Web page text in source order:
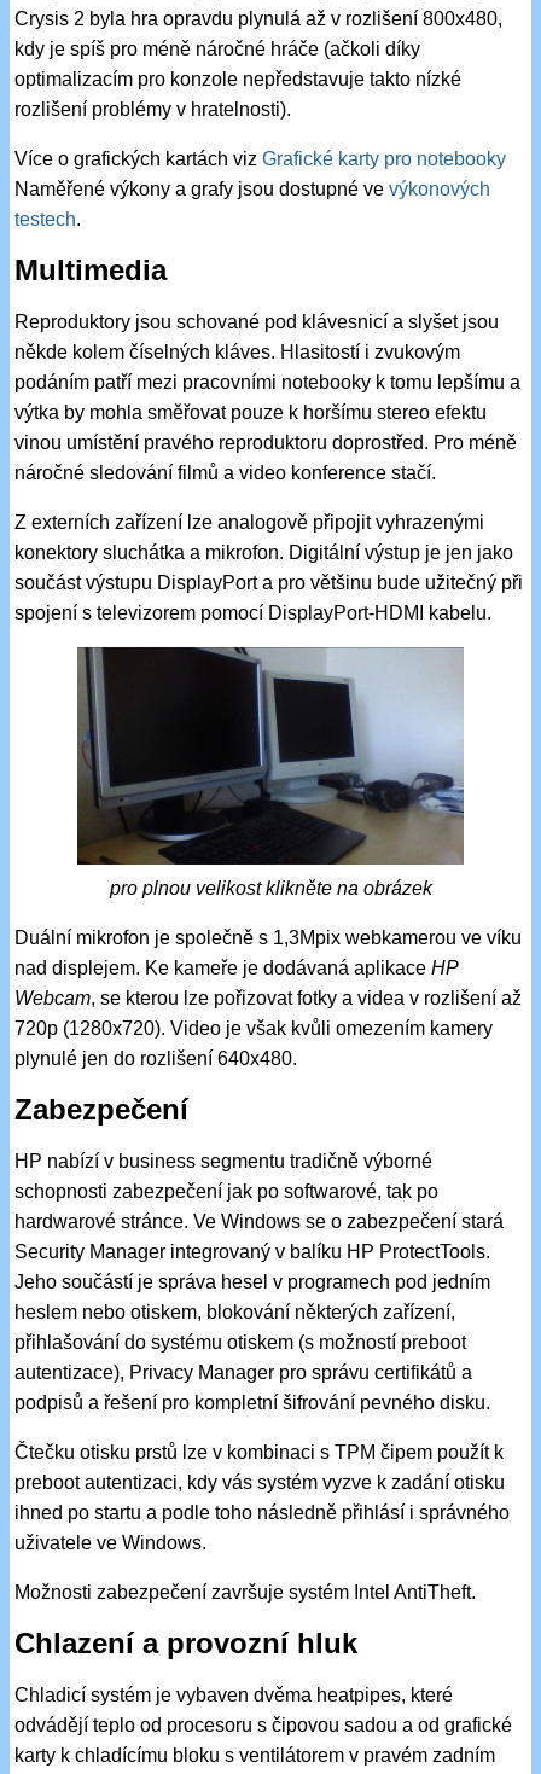
Crysis 2 byla hra opravdu plynulá až v rozlišení 800x480,
kdy je spíš pro méně náročné hráče (ačkoli díky
optimalizacím pro konzole nepředstavuje takto nízké
rozlišení problémy v hratelnosti).
Více o grafických kartách vizGrafické karty pro notebooky
Naměřené výkony a grafy jsou dostupné vevýkonových
testech.
Multimedia
Reproduktory jsou schované pod klávesnicí a slyšet jsou
někde kolem číselných kláves. Hlasitostí i zvukovým
podáním patří mezi pracovními notebooky k tomu lepšímu a
výtka by mohla směřovat pouze k horšímu stereo efektu
vinou umístění pravého reproduktoru doprostřed. Pro méně
náročné sledování filmů a video konference stačí.
Z externích zařízení lze analogově připojit vyhrazenými
konektory sluchátka a mikrofon. Digitální výstup je jen jako
součást výstupu DisplayPort a pro většinu bude užitečný při
spojení s televizorem pomocí DisplayPort-HDMI kabelu.
pro plnou velikost klikněte na obrázek
Duální mikrofon je společně s 1,3Mpix webkamerou ve víku
nad displejem. Ke kameře je dodávaná aplikaceHP
Webcam, se kterou lze pořizovat fotky a videa v rozlišení až
720p (1280x720). Video je však kvůli omezením kamery
plynulé jen do rozlišení 640x480.
Zabezpečení
HP nabízí v business segmentu tradičně výborné
schopnosti zabezpečení jak po softwarové, tak po
hardwarové stránce. Ve Windows se o zabezpečení stará
Security Manager integrovaný v balíku HP ProtectTools.
Jeho součástí je správa hesel v programech pod jedním
heslem nebo otiskem, blokování některých zařízení,
přihlašování do systému otiskem (s možností preboot
autentizace), Privacy Manager pro správu certifikátů a
podpisů a řešení pro kompletní šifrování pevného disku.
Čtečku otisku prstů lze v kombinaci s TPM čipem použít k
preboot autentizaci, kdy vás systém vyzve k zadání otisku
ihned po startu a podle toho následně přihlásí i správného
uživatele ve Windows.
Možnosti zabezpečení završuje systém Intel AntiTheft.
Chlazení a provozní hluk
Chladicí systém je vybaven dvěma heatpipes, které
odvádějí teplo od procesoru s čipovou sadou a od grafické
karty k chladícímu bloku s ventilátorem v pravém zadním